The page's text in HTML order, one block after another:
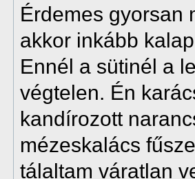
Érdemes gyorsan
akkor inkább
Ennél a sütinél a
végtelen. Én
kandírozott
mézeskalács
tálaltam váratlan